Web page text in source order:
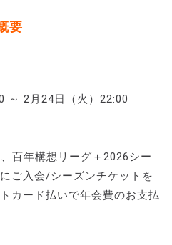
要
～ 2月24日（火）22:00
百年構想リーグ＋2026シー
ご入会/シーズンチケットを
カード払いで年会費のお支払